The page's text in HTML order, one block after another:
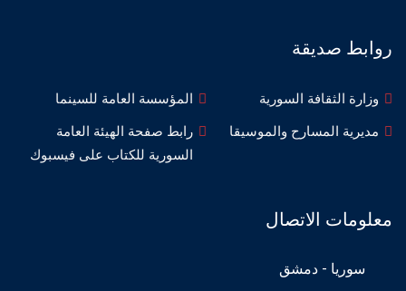
روابط صديقة
وزارة الثقافة السورية
المؤسسة العامة للسينما
مديرية المسارح والموسيقا
رابط صفحة الهيئة العامة
السورية للكتاب على فيسبوك
معلومات الاتصال
سوريا - دمشق